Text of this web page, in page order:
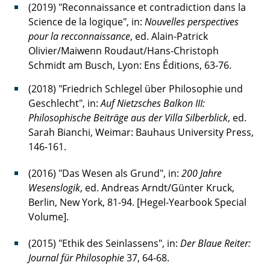
(2019) "Reconnaissance et contradiction dans la
Science de la logique", in: Nouvelles perspectives
pour la recconnaissance, ed. Alain-Patrick
Olivier/Maiwenn Roudaut/Hans-Christoph
Schmidt am Busch, Lyon: Ens Éditions, 63-76.
(2018) "Friedrich Schlegel über Philosophie und
Geschlecht", in:Auf Nietzsches Balkon III:
Philosophische Beiträge aus der Villa Silberblick, ed.
Sarah Bianchi, Weimar: Bauhaus University Press,
146-161.
(2016) "Das Wesen als Grund", in: 200 Jahre
Wesenslogik, ed. Andreas Arndt/Günter Kruck,
Berlin, New York, 81-94. [Hegel-Yearbook Special
Volume].
(2015) "Ethik des Seinlassens", in: Der Blaue Reiter:
Journal für Philosophie37, 64-68.